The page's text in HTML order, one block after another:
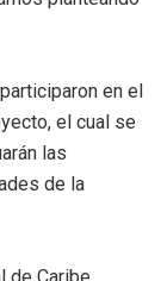
en el
el cual se
las
de la